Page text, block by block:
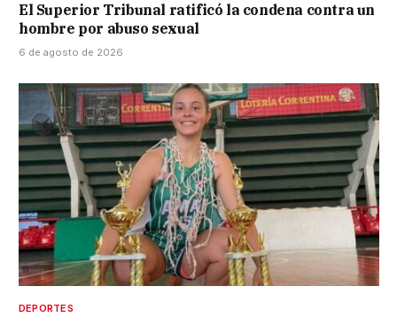
El Superior Tribunal ratificó la condena contra un
hombre por abuso sexual
6 de agosto de 2026
DEPORTES